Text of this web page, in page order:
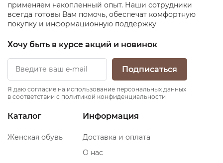
применяем накопленный опыт. Наши сотрудники
всегда готовы Вам помочь, обеспечат комфортную
покупку и информационную поддержку
Хочу быть в курсе акций и новинок
Подписаться
Я даю согласие на использование персональных данных
в соответствии с политикой конфиденциальности
Каталог
Женская обувь
Информация
Доставка и оплата
О нас